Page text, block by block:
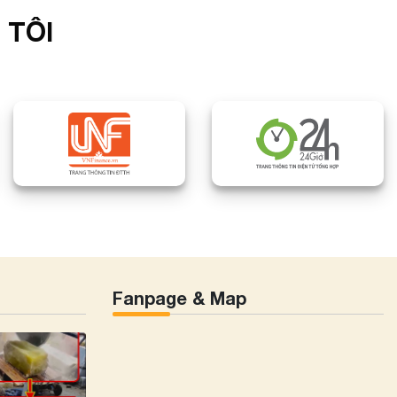
TÔI
Fanpage & Map